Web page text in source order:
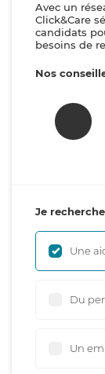
Avec un
Click&Care
candidats
besoins de
Nos
Je recherche
Une
Du
Un